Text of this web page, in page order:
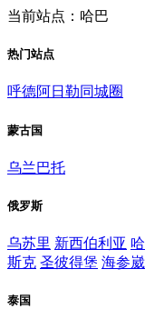
当前站点：哈巴
热门站点
呼德阿日勒同城圈
蒙古国
乌兰巴托
俄罗斯
乌苏里 新西伯利亚
斯克 圣彼得堡 海参崴
泰国